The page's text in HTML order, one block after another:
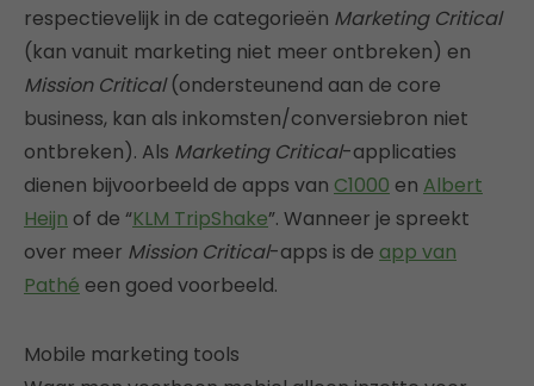
respectievelijk in de categorieën Marketing Critical
(kan vanuit marketing niet meer ontbreken) en
Mission Critical(ondersteunend aan de core
business, kan als inkomsten/conversiebron niet
ontbreken). Als Marketing Critical-applicaties
dienen bijvoorbeeld de apps van C1000 en Albert
Heijn of de “KLM TripShake”. Wanneer je spreekt
over meer Mission Critical-apps is de app van
Pathé een goed voorbeeld.
Mobile marketing tools